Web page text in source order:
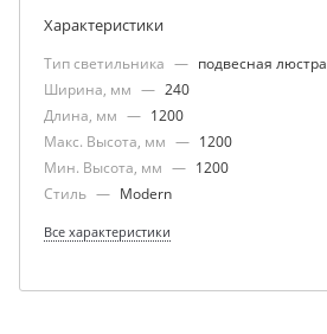
Характеристики
Тип светильника — подвесная люстра
Ширина, мм — 240
Длина, мм — 1200
Макс. Высота, мм — 1200
Мин. Высота, мм — 1200
Стиль — Modern
Все характеристики